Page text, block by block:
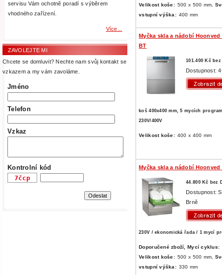
servisu Vám ochotně poradí s výběrem
vhodného zařízení.
Více...
ZAVOLEJTE MI
Chcete se domluvit? Nechte nam svůj kontakt se
vzkazem a my vám zavoláme.
Jméno
Telefon
Vzkaz
Kontrolní kód
Velikost koše: 500 x 500 mm,
vstupní výška: 400 mm
Myčka skla a nádobí Hoonved
BT
101.400 Kč bez
Dostupnost:
koš 400x400 mm, 5 mycích
230V/400V
Velikost koše: 400 x 400 mm
Myčka skla a nádobí Hoonved
44.800 Kč bez
Dostupnost:
Brně
230V / ekonomická řada / 1 mycí
Doporučené zboží, Mycí cyklus:
Velikost koše: 500 x 500 mm,
vstupní výška: 330 mm